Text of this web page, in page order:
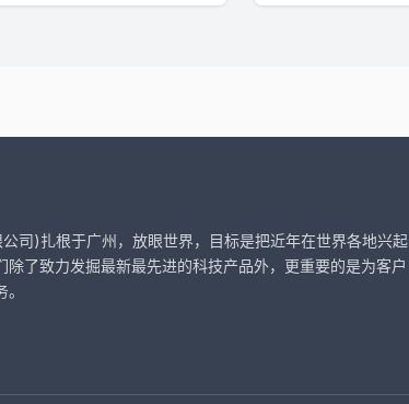
司)扎根于广州，放眼世界，目标是把近年在世界各地兴起
除了致力发掘最新最先进的科技产品外，更重要的是为客户